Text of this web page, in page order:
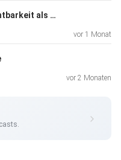
Amazon Bedrock und
oberste Priorität.
144 - Women in Tech: Sichtbarkeit als Karriere-Katalysator
vor 1 Monat
vor 2 Monaten